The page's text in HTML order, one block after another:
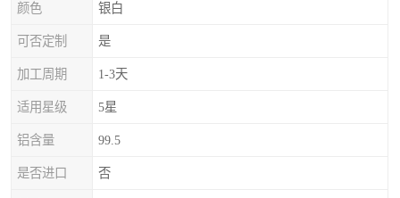
颜色 银白
可否定制 是
加工周期 1-3天
适用星级 5星
铝含量 99.5
是否进口 否